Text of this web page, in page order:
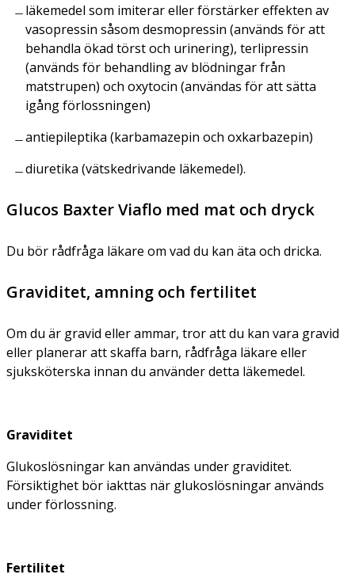
läkemedel som imiterar eller förstärker effekten av
vasopressin såsom desmopressin (används för att
behandla ökad törst och urinering), terlipressin
(används för behandling av blödningar från
matstrupen) och oxytocin (användas för att sätta
igång förlossningen)
antiepileptika (karbamazepin och oxkarbazepin)
diuretika (vätskedrivande läkemedel).
Glucos Baxter Viaflo med mat och dryck
Du bör rådfråga läkare om vad du kan äta och dricka.
Graviditet, amning och fertilitet
Om du är gravid eller ammar, tror att du kan vara gravid
eller planerar att skaffa barn, rådfråga läkare eller
sjuksköterska innan du använder detta läkemedel.
Graviditet
Glukoslösningar kan användas under graviditet.
Försiktighet bör iakttas när glukoslösningar används
under förlossning.
Fertilitet